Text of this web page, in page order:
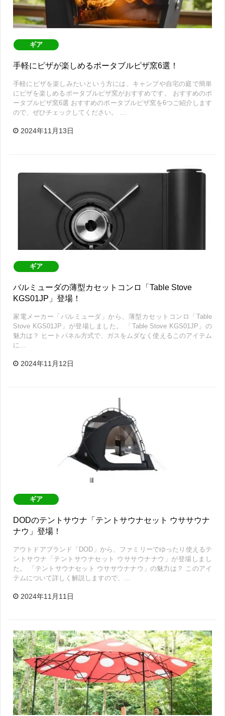
ギア
手軽にピザが楽しめるポータブルピザ窯6選！
手軽にピザを楽しみたいという方には、キャンプや自宅の庭で簡単
にピザを楽しめるポータブルピザ窯がおすすめです。 おすすめのポ
ータブルピザ窯6選 おすすめのポータブルピザ窯を6つご紹介します
ので、ぜひチェックしてください。 …
2024年11月13日
ギア
バルミューダの薄型カセットコンロ「Table Stove
KGS01JP」登場！
家電メーカー「バルミューダ」から、薄型カセットコンロ「Table
Stove KGS01JP」が登場しました。 「Table Stove KGS01JP」の
魅力は？ ヒートパネル方式で、ガスをムダなく使えるこのアイテム
に…
2024年11月12日
ギア
DODのテントサウナ「テントサウナセット ウササウナ
ナウ」登場！
アウトドアブランド「DOD」から、ファミリーでゆったり使えるテ
ントサウナ「テントサウナセット ウササウナナウ」が登場しまし
た。 「テントサウナセット ウササウナナウ」の魅力は？ このアイ
テムについて詳しく解説しますので、…
2024年11月11日